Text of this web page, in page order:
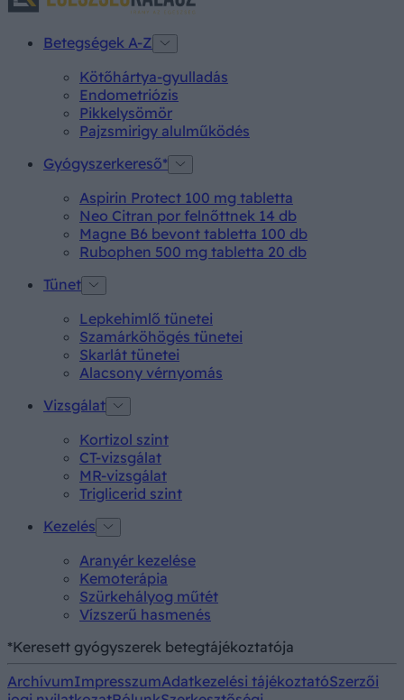
Betegségek A-Z
Kötőhártya-gyulladás
Endometriózis
Pikkelysömör
Pajzsmirigy alulműködés
Gyógyszerkereső*
Aspirin Protect 100 mg tabletta
Neo Citran por felnőttnek 14 db
Magne B6 bevont tabletta 100 db
Rubophen 500 mg tabletta 20 db
Tünet
Lepkehimlő tünetei
Szamárköhögés tünetei
Skarlát tünetei
Alacsony vérnyomás
Vizsgálat
Kortizol szint
CT-vizsgálat
MR-vizsgálat
Triglicerid szint
Kezelés
Aranyér kezelése
Kemoterápia
Szürkehályog műtét
Vízszerű hasmenés
*Keresett gyógyszerek betegtájékoztatója
ArchívumImpresszumAdatkezelési tájékoztatóSzerzői